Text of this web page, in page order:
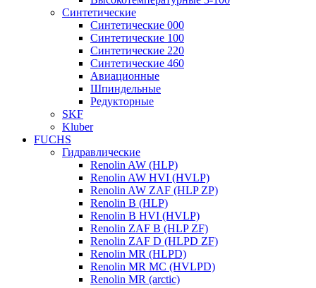
Синтетические
Синтетические 000
Синтетические 100
Синтетические 220
Синтетические 460
Авиационные
Шпиндельные
Редукторные
SKF
Kluber
FUCHS
Гидравлические
Renolin AW (HLP)
Renolin AW HVI (HVLP)
Renolin AW ZAF (HLP ZP)
Renolin B (HLP)
Renolin B HVI (HVLP)
Renolin ZAF B (HLP ZF)
Renolin ZAF D (HLPD ZF)
Renolin MR (HLPD)
Renolin MR MC (HVLPD)
Renolin MR (arctic)